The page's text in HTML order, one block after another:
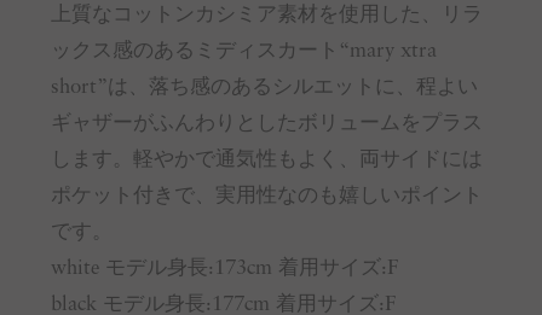
上質なコットンカシミア素材を使用した、リラ
ックス感のあるミディスカート“mary xtra
short”は、落ち感のあるシルエットに、程よい
ギャザーがふんわりとしたボリュームをプラス
します。軽やかで通気性もよく、両サイドには
ポケット付きで、実用性なのも嬉しいポイント
です。
white モデル身長:173cm 着用サイズ:F
black モデル身長:177cm 着用サイズ:F